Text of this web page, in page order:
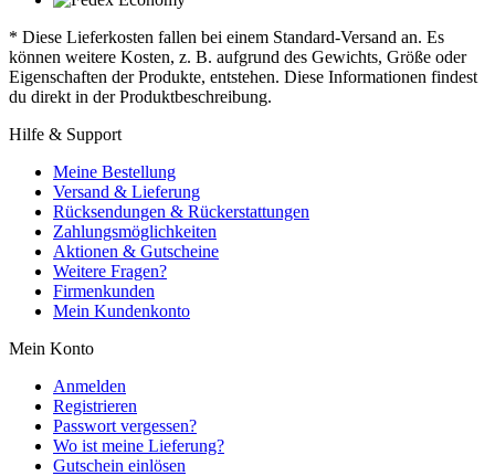
* Diese Lieferkosten fallen bei einem Standard-Versand an. Es
können weitere Kosten, z. B. aufgrund des Gewichts, Größe oder
Eigenschaften der Produkte, entstehen. Diese Informationen findest
du direkt in der Produktbeschreibung.
Hilfe & Support
Meine Bestellung
Versand & Lieferung
Rücksendungen & Rückerstattungen
Zahlungsmöglichkeiten
Aktionen & Gutscheine
Weitere Fragen?
Firmenkunden
Mein Kundenkonto
Mein Konto
Anmelden
Registrieren
Passwort vergessen?
Wo ist meine Lieferung?
Gutschein einlösen